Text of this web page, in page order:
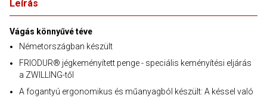
Leírás
Vágás könnyűvé téve
Németországban készült
FRIODUR® jégkeményített penge - speciális keményítési eljárás
a ZWILLING-től
A fogantyú ergonomikus és műanyagból készült: A késsel való